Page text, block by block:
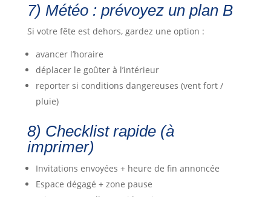
7) Météo : prévoyez un plan B
Si votre fête est dehors, gardez une option :
avancer l’horaire
déplacer le goûter à l’intérieur
reporter si conditions dangereuses (vent fort /
pluie)
8) Checklist rapide (à
imprimer)
Invitations envoyées + heure de fin annoncée
Espace dégagé + zone pause